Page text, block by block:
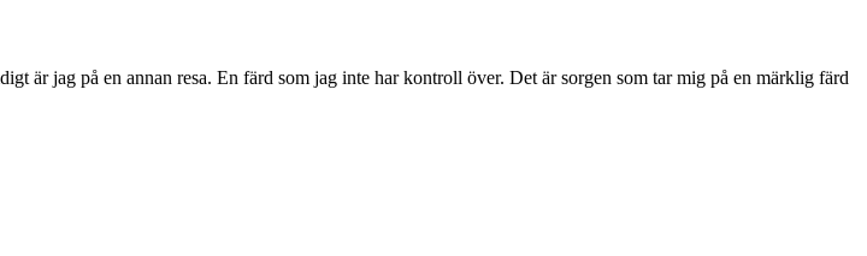
är jag på en annan resa. En färd som jag inte har kontroll över. Det är sorgen som tar mig på en märklig färd